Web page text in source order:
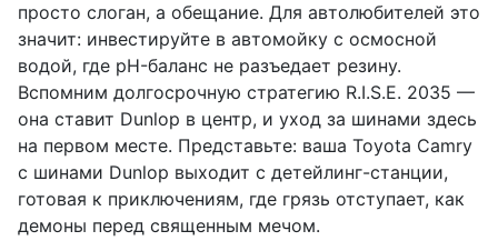
просто слоган, а обещание. Для автолюбителей это
значит: инвестируйте в автомойку с осмосной
водой, где pH-баланс не разъедает резину.
Вспомним долгосрочную стратегию R.I.S.E. 2035 —
она ставит Dunlop в центр, и уход за шинами здесь
на первом месте. Представьте: ваша Toyota Camry
с шинами Dunlop выходит с детейлинг-станции,
готовая к приключениям, где грязь отступает, как
демоны перед священным мечом.